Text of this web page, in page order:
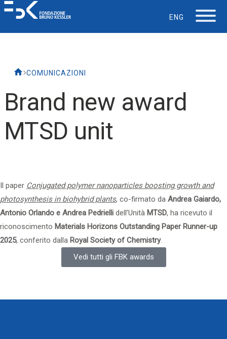
ENG
Supporto
COMUNICAZIONI
Brand new award
MTSD unit
Il paper Conjugated polymer nanoparticles boosting growth and
photosynthesis in biohybrid plants, co-firmato da Andrea Gaiardo,
Antonio Orlando e Andrea Pedrielli dell’Unità MTSD, ha ricevuto il
riconoscimento Materials Horizons Outstanding Paper Runner-up
2025, conferito dalla Royal Society of Chemistry.
Vedi tutti gli FBK awards